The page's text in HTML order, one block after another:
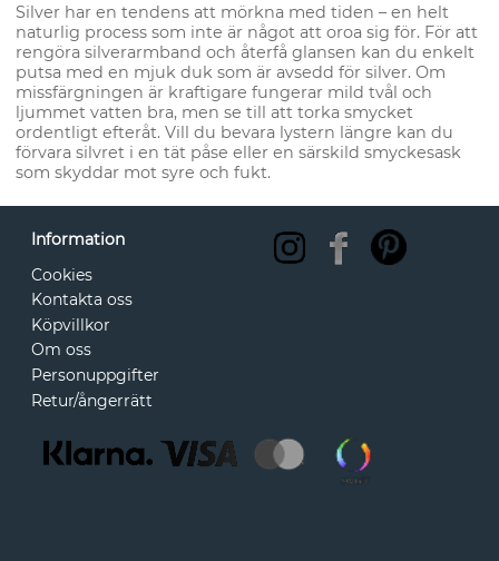
Silver har en tendens att mörkna med tiden – en helt
naturlig process som inte är något att oroa sig för. För att
rengöra silverarmband och återfå glansen kan du enkelt
putsa med en mjuk duk som är avsedd för silver. Om
missfärgningen är kraftigare fungerar mild tvål och
ljummet vatten bra, men se till att torka smycket
ordentligt efteråt. Vill du bevara lystern längre kan du
förvara silvret i en tät påse eller en särskild smyckesask
som skyddar mot syre och fukt.
Information
Cookies
Kontakta oss
Köpvillkor
Om oss
Personuppgifter
Retur/ångerrätt